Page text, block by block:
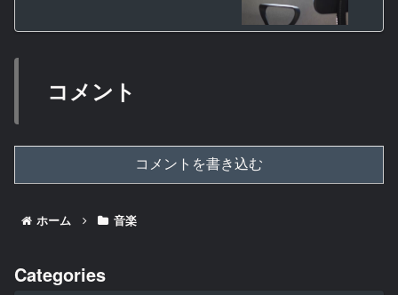
コメント
コメントを書き込む
ホーム 音楽
Categories